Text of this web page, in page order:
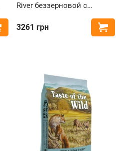
Купить
River беззерновой с
форелью и лососем для
кошек
3261 грн